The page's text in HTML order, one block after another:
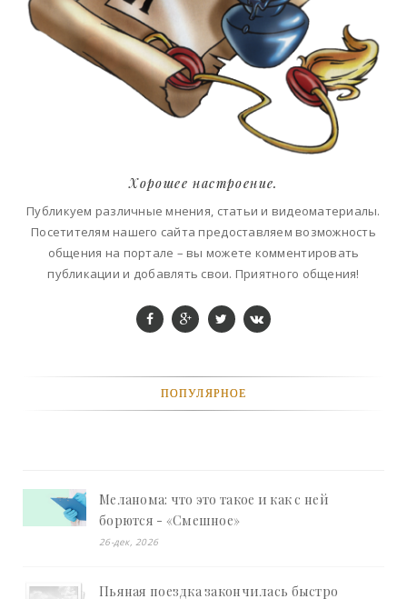
Хорошее настроение.
Публикуем различные мнения, статьи и видеоматериалы.
Посетителям нашего сайта предоставляем возможность
общения на портале – вы можете комментировать
публикации и добавлять свои. Приятного общения!
ПОПУЛЯРНОЕ
Меланома: что это такое и как с ней
борются - «Смешное»
26-дек, 2026
Пьяная поездка закончилась быстро